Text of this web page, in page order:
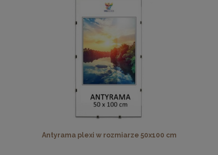
DO KOSZYKA
Cena regularna:
Najniższa cena:
155,99 zł
DO KOSZYKA
Antyrama plexi w rozmiarze 50x100 cm